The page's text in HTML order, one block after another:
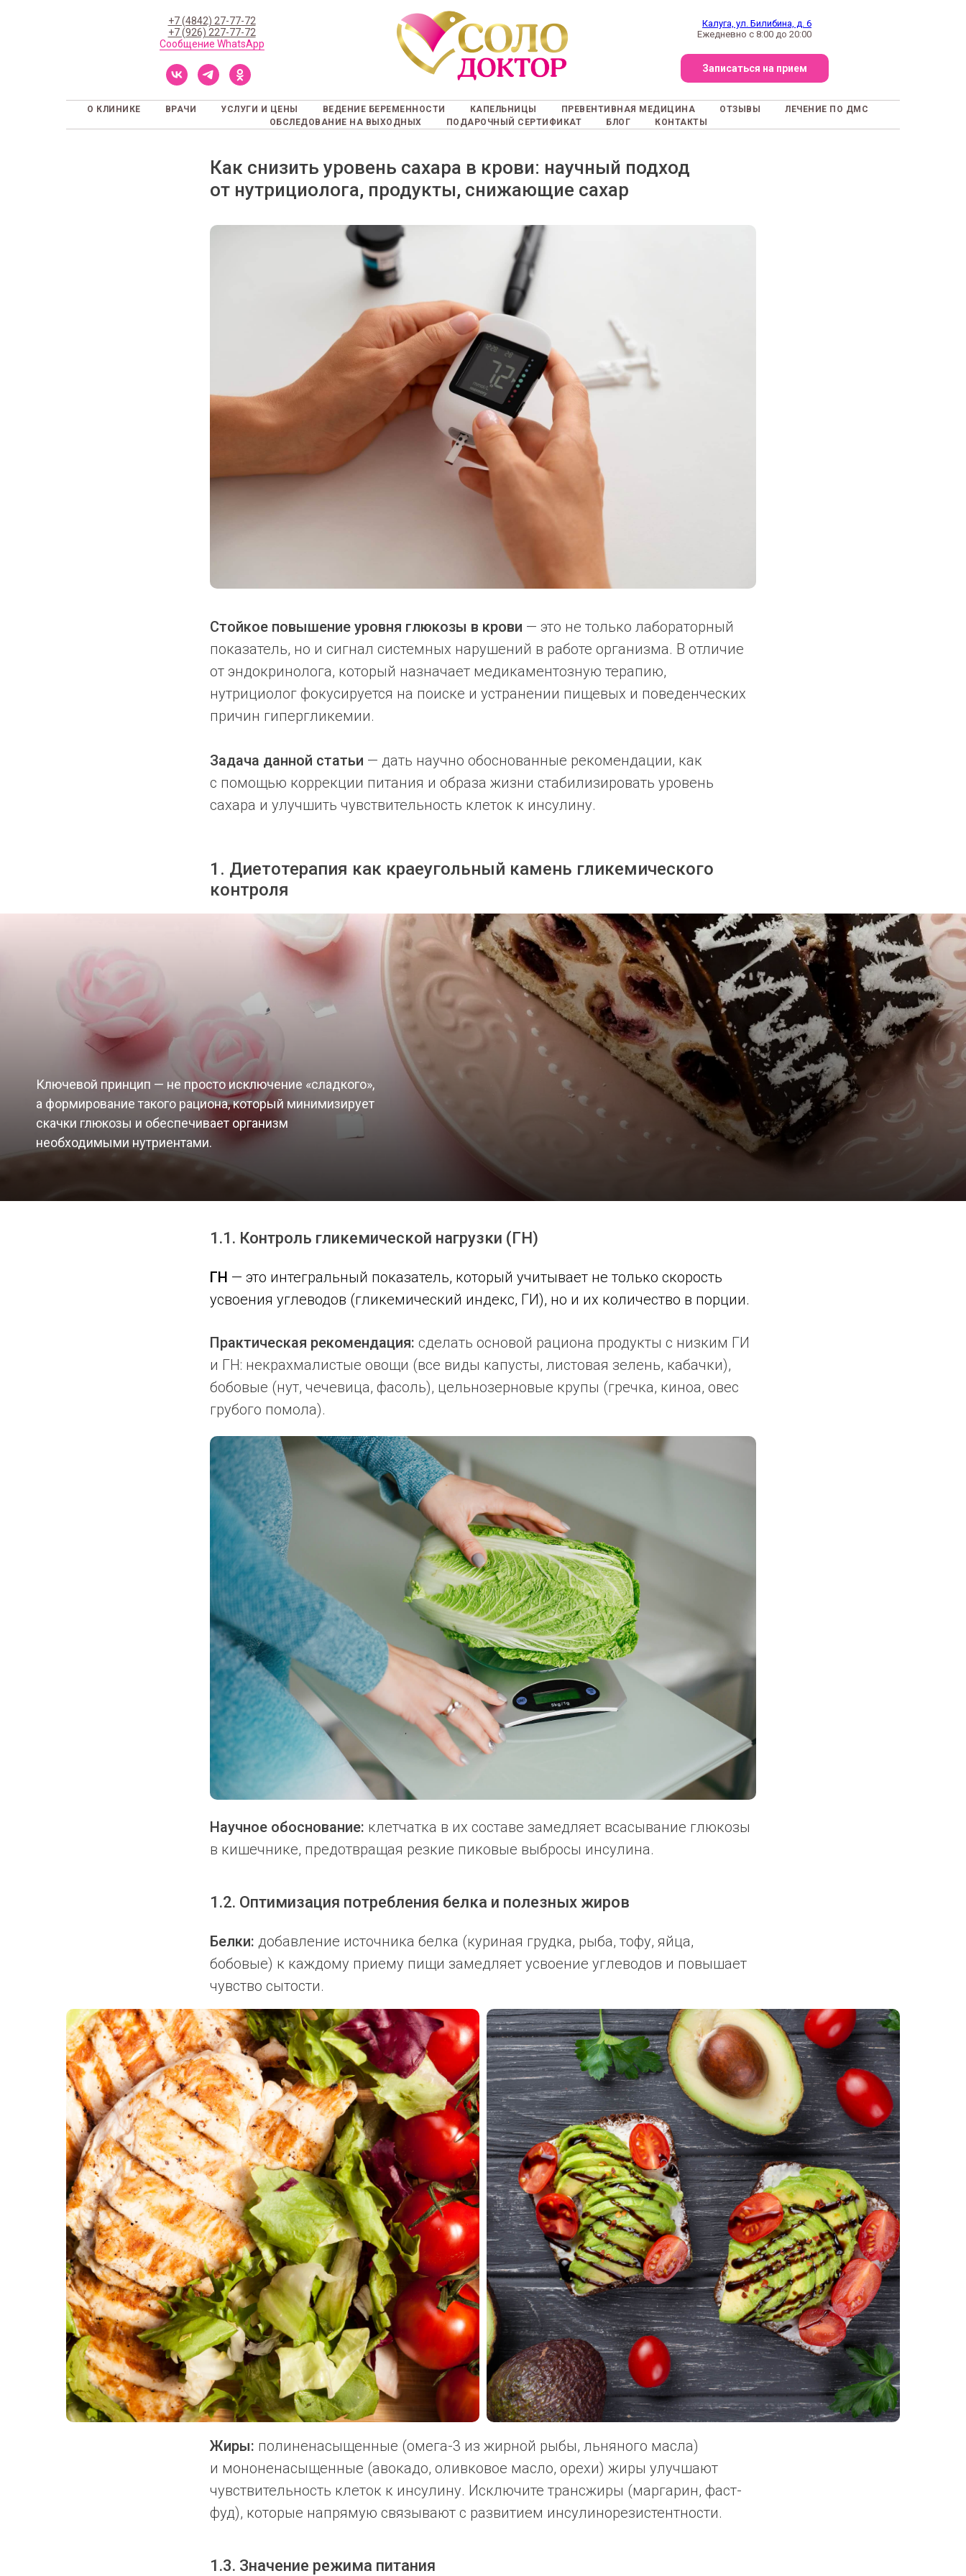
+7 (4842) 27-77-72
+7 (926) 227-77-72
Сообщение WhatsApp
Калуга, ул. Билибина, д. 6
Ежедневно с 8:00 до 20:00
Записаться на прием
О КЛИНИКЕ ВРАЧИ УСЛУГИ И ЦЕНЫ ВЕДЕНИЕ БЕРЕМЕННОСТИ КАПЕЛЬНИЦЫ ПРЕВЕНТИВНАЯ МЕДИЦИНА ОТЗЫВЫ
ЛЕЧЕНИЕ ПО ДМС
ОБСЛЕДОВАНИЕ НА ВЫХОДНЫХ
ПОДАРОЧНЫЙ СЕРТИФИКАТ БЛОГ КОНТАКТЫ
Как снизить уровень сахара в крови: научный подход
от нутрициолога, продукты, снижающие сахар
Стойкое повышение уровня глюкозы в крови — это не только лабораторный
показатель, но и сигнал системных нарушений в работе организма. В отличие
от эндокринолога, который назначает медикаментозную терапию,
нутрициолог фокусируется на поиске и устранении пищевых и поведенческих
причин гипергликемии.
Задача данной статьи — дать научно обоснованные рекомендации, как
с помощью коррекции питания и образа жизни стабилизировать уровень
сахара и улучшить чувствительность клеток к инсулину.
1. Диетотерапия как краеугольный камень гликемического
контроля
Ключевой принцип — не просто исключение «сладкого»,
а формирование такого рациона, который минимизирует
скачки глюкозы и обеспечивает организм
необходимыми нутриентами.
1.1. Контроль гликемической нагрузки (ГН)
ГН — это интегральный показатель, который учитывает не только скорость
усвоения углеводов (гликемический индекс, ГИ), но и их количество в порции.
Практическая рекомендация: сделать основой рациона продукты с низким ГИ
и ГН: некрахмалистые овощи (все виды капусты, листовая зелень, кабачки),
бобовые (нут, чечевица, фасоль), цельнозерновые крупы (гречка, киноа, овес
грубого помола).
Научное обоснование: клетчатка в их составе замедляет всасывание глюкозы
в кишечнике, предотвращая резкие пиковые выбросы инсулина.
1.2. Оптимизация потребления белка и полезных жиров
Белки: добавление источника белка (куриная грудка, рыба, тофу, яйца,
бобовые) к каждому приему пищи замедляет усвоение углеводов и повышает
чувство сытости.
Жиры: полиненасыщенные (омега-3 из жирной рыбы, льняного масла)
и мононенасыщенные (авокадо, оливковое масло, орехи) жиры улучшают
чувствительность клеток к инсулину. Исключите трансжиры (маргарин, фаст-
фуд), которые напрямую связывают с развитием инсулинорезистентности.
1.3. Значение режима питания